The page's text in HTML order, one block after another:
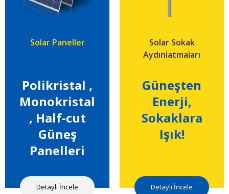
Solar Paneller
Polikristal ,
Monokristal
, Half-cut
Güneş
Panelleri
Detaylı İncele
Solar Sokak
Aydınlatmaları
Güneşten
Enerji,
Sokaklara
Işık!
Detaylı İncele